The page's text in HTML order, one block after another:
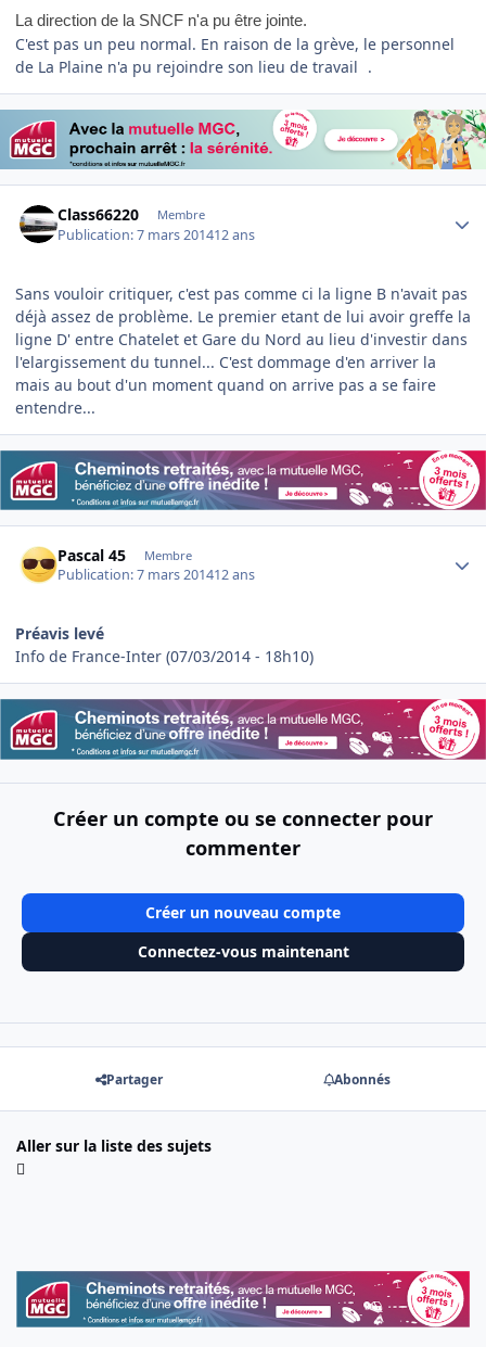
La direction de la SNCF n'a pu être jointe.
C'est pas un peu normal. En raison de la grève, le personnel
de La Plaine n'a pu rejoindre son lieu de travail .
Class66220 Membre
Publication:7 mars 201412 ans
Sans vouloir critiquer, c'est pas comme ci la ligne B n'avait pas
déjà assez de problème. Le premier etant de lui avoir greffe la
ligne D' entre Chatelet et Gare du Nord au lieu d'investir dans
l'elargissement du tunnel... C'est dommage d'en arriver la
mais au bout d'un moment quand on arrive pas a se faire
entendre...
Pascal 45 Membre
Publication:7 mars 201412 ans
Préavis levé
Info de France-Inter (07/03/2014 - 18h10)
Créer un compte ou se connecter pour
commenter
Créer un nouveau compte
Connectez-vous maintenant
Partager Abonnés
Aller sur la liste des sujets